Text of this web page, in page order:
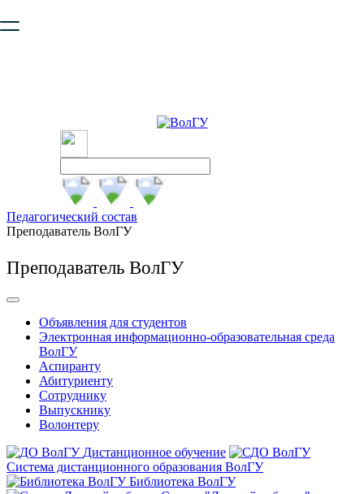
безопасную работу с сайтом. Пожалуйста
Педагогический состав
Преподаватель ВолГУ
Преподаватель ВолГУ
Объявления для студентов
Электронная информационно-образовательная среда
ВолГУ
Аспиранту
Абитуриенту
Сотруднику
Выпускнику
Волонтеру
Дистанционное обучение
Система дистанционного образования ВолГУ
Библиотека ВолГУ